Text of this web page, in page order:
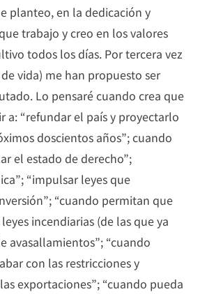
planteo, en la dedicación y
trabajo y creo en los valores
todos los días. Por tercera vez
vida) me han propuesto ser
Lo pensaré cuando crea que
a: “refundar el país y proyectarlo
doscientos años”; cuando
el estado de derecho”;
“impulsar leyes que
“cuando permitan que
incendiarias (de las que ya
avasallamientos”; “cuando
con las restricciones y
exportaciones”; “cuando pueda